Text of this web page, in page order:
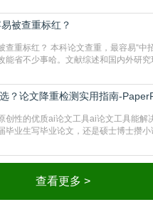
方括号编号、与正文一一对应，著
、年、卷期、页码齐全，标点用半角）
，
被查重标红？
容易“中招“标红的地方帮
能省不少事哈。文献综述和国内外研究
直接复制百度百科、教材或别人写好
研究背景、意义和方法描述也是不可避
软件进行数据分
？论文降重检测实用指南-
创性的优质ai论文工具ai论文工具能解
毕业生写毕业论文，还是硕士博士攒小
几个大夜不说，还经常改不到点上，
现在有了成熟的ai论文工具，这些痛点
不止能帮你梳查看更多 >